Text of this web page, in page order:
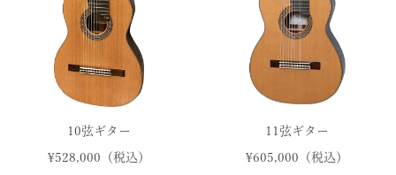
10弦ギター
¥528,000（税込）
11弦ギター
¥605,000（税込）